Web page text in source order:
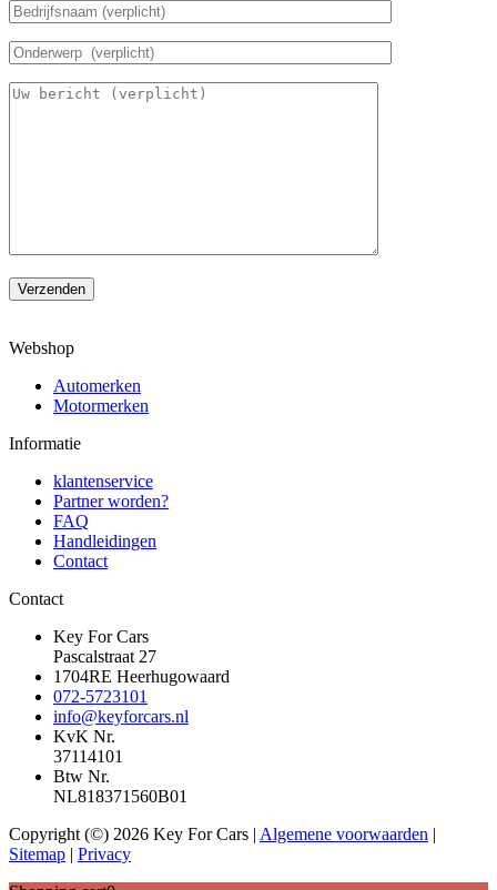
Verzenden
Webshop
Automerken
Motormerken
Informatie
klantenservice
Partner worden?
FAQ
Handleidingen
Contact
Contact
Key For Cars
Pascalstraat 27
1704RE Heerhugowaard
072-5723101
info@keyforcars.nl
KvK Nr.
37114101
Btw Nr.
NL818371560B01
Copyright (©) 2026 Key For Cars | Algemene voorwaarden |
Sitemap | Privacy